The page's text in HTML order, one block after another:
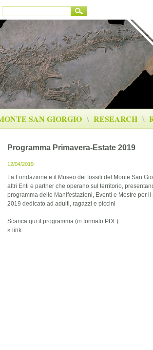
SAN GIORGIO \ RESEARCH \
Programma Primavera-Estate 2019
12/04/2019
La Fondazione e il Museo dei fossili del Monte San
altri Enti e partner che operano sul territorio,
programma delle Manifestazioni, Eventi e Mostre per
2019 dedicato ad adulti, ragazzi e piccini
Scarica qui il programma (in formato PDF):
» link